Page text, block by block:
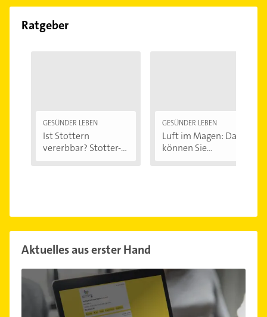
Ratgeber
GESÜNDER LEBEN
Ist Stottern
vererbbar? Stotter-
GESÜNDER LEBEN
Luft im Magen: Das
können Sie...
Aktuelles aus erster Hand